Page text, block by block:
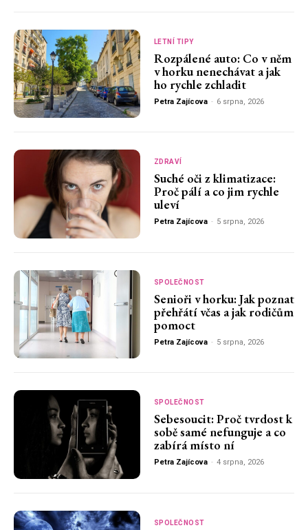
LETNÍ TIPY
Rozpálené auto: Co v něm
v horku nenechávat a jak
ho rychle zchladit
Petra Zajícova - 6 srpna, 2026
ZDRAVÍ
Suché oči z klimatizace:
Proč pálí a co jim rychle
uleví
Petra Zajícova - 5 srpna, 2026
SPOLEČNOST
Senioři v horku: Jak poznat
přehřátí včas a jak rodičům
pomoct
Petra Zajícova - 5 srpna, 2026
SPOLEČNOST
Sebesoucit: Proč tvrdost k
sobě samé nefunguje a co
zabírá místo ní
Petra Zajícova - 4 srpna, 2026
SPOLEČNOST